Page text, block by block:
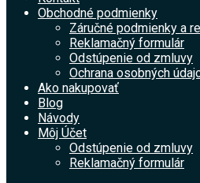
Obchodné podmienky
Záručné podmienky a
Reklamačný formulár
Odstúpenie od zmluvy
Ochrana osobných
Ako nakupovať
Blog
Návody
Môj Účet
Odstúpenie od zmluvy
Reklamačný formulár